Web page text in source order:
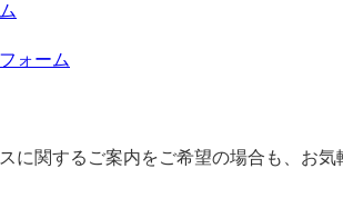
ォーム
に関するご案内をご希望の場合も、お気